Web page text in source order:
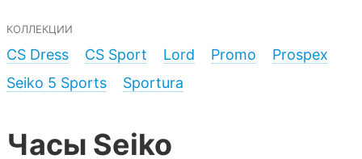
коллекции
CS Dress
CS Sport Lord Promo
Prospex
Seiko 5 Sports
Sportura
Часы Seiko